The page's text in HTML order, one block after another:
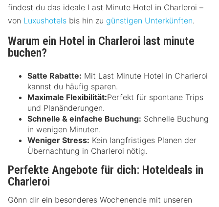
findest du das ideale Last Minute Hotel in Charleroi –
von Luxushotels bis hin zu günstigen Unterkünften.
Warum ein Hotel in Charleroi last minute
buchen?
Satte Rabatte: Mit Last Minute Hotel in Charleroi
kannst du häufig sparen.
Maximale Flexibilität:Perfekt für spontane Trips
und Planänderungen.
Schnelle & einfache Buchung: Schnelle Buchung
in wenigen Minuten.
Weniger Stress: Kein langfristiges Planen der
Übernachtung in Charleroi nötig.
Perfekte Angebote für dich: Hoteldeals in
Charleroi
Gönn dir ein besonderes Wochenende mit unseren